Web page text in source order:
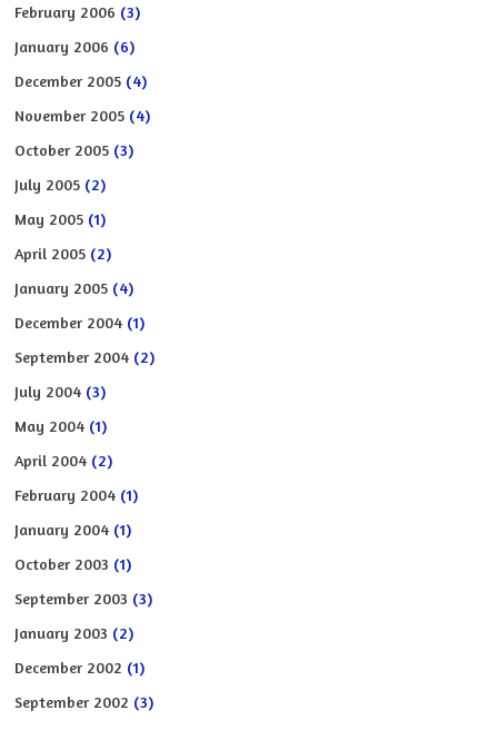
February 2006 (3)
January 2006 (6)
December 2005 (4)
November 2005 (4)
October 2005 (3)
July 2005 (2)
May 2005 (1)
April 2005 (2)
January 2005 (4)
December 2004 (1)
September 2004 (2)
July 2004 (3)
May 2004 (1)
April 2004 (2)
February 2004 (1)
January 2004 (1)
October 2003 (1)
September 2003 (3)
January 2003 (2)
December 2002 (1)
September 2002 (3)